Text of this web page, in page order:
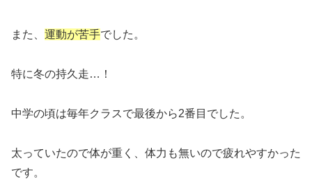
また、 運動が苦手でした。
特に冬の持久走…！
中学の頃は毎年クラスで最後から2番目でした。
太っていたので体が重く、体力も無いので疲れやすかった
です。